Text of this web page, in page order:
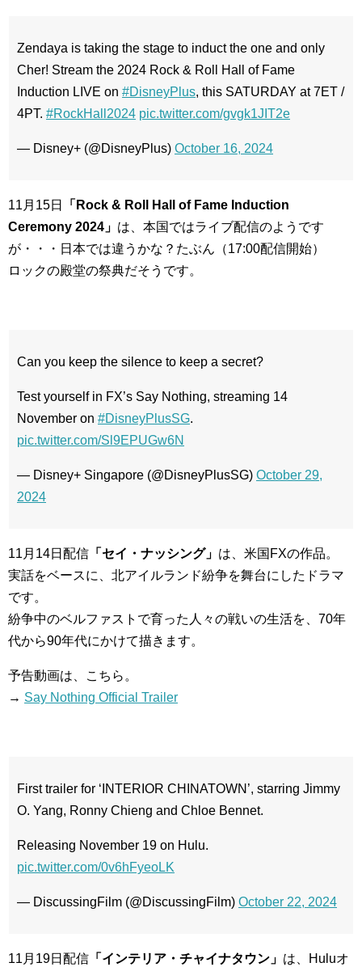
Zendaya is taking the stage to induct the one and only
Cher! Stream the 2024 Rock & Roll Hall of Fame
Induction LIVE on #DisneyPlus, this SATURDAY at 7ET /
4PT. #RockHall2024 pic.twitter.com/gvgk1JIT2e
— Disney+ (@DisneyPlus) October 16, 2024
11月15日
「Rock & Roll Hall of Fame Induction
Ceremony 2024」 は、本国ではライブ配信のようです
が・・・日本では違うかな？たぶん（17:00配信開始）
ロックの殿堂の祭典だそうです。
Can you keep the silence to keep a secret?
Test yourself in FX’s Say Nothing, streaming 14
November on #DisneyPlusSG.
pic.twitter.com/Sl9EPUGw6N
— Disney+ Singapore (@DisneyPlusSG) October 29,
2024
11月14日配信 「セイ・ナッシング」 は、米国FXの作品。
実話をベースに、北アイルランド紛争を舞台にしたドラマ
です。
紛争中のベルファストで育った人々の戦いの生活を、70年
代から90年代にかけて描きます。
予告動画は、こちら。
→ Say Nothing Official Trailer
First trailer for ‘INTERIOR CHINATOWN’, starring Jimmy
O. Yang, Ronny Chieng and Chloe Bennet.
Releasing November 19 on Hulu.
pic.twitter.com/0v6hFyeoLK
— DiscussingFilm (@DiscussingFilm) October 22, 2024
11月19日配信 「インテリア・チャイナタウン」 は、Huluオ